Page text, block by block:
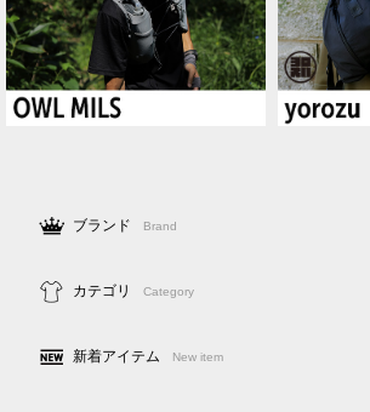
ブランド Brand
カテゴリ Category
新着アイテム New item